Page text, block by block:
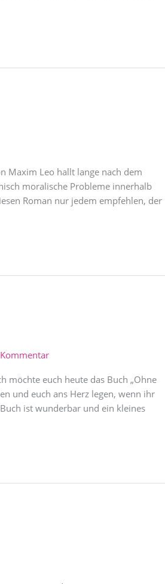
Maxim Leo hallt lange nach dem
moralische Probleme innerhalb
Roman nur jedem empfehlen, der
möchte euch heute das Buch „Ohne
und euch ans Herz legen, wenn ihr
ist wunderbar und ein kleines